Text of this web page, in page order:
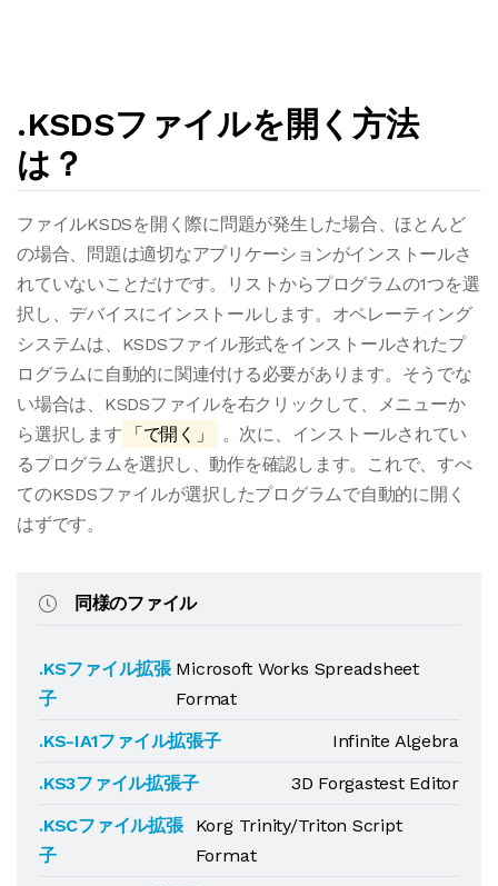
.KSDSファイルを開く方法
は？
ファイルKSDSを開く際に問題が発生した場合、ほとんど
の場合、問題は適切なアプリケーションがインストールさ
れていないことだけです。リストからプログラムの1つを選
択し、デバイスにインストールします。オペレーティング
システムは、KSDSファイル形式をインストールされたプ
ログラムに自動的に関連付ける必要があります。そうでな
い場合は、KSDSファイルを右クリックして、メニューか
ら選択します
「で開く」
。次に、インストールされてい
るプログラムを選択し、動作を確認します。これで、すべ
てのKSDSファイルが選択したプログラムで自動的に開く
はずです。
同様のファイル
.KSファイル拡張
子
Microsoft Works Spreadsheet
Format
.KS-IA1ファイル拡張子
Infinite Algebra
.KS3ファイル拡張子
3D Forgastest Editor
.KSCファイル拡張
子
Korg Trinity/Triton Script
Format